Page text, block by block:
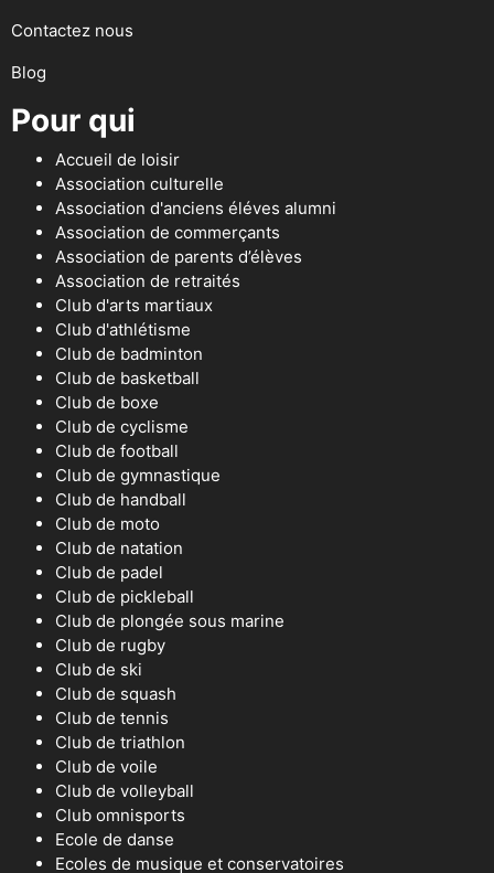
Contactez nous
Blog
Pour qui
Accueil de loisir
Association culturelle
Association d'anciens éléves alumni
Association de commerçants
Association de parents d’élèves
Association de retraités
Club d'arts martiaux
Club d'athlétisme
Club de badminton
Club de basketball
Club de boxe
Club de cyclisme
Club de football
Club de gymnastique
Club de handball
Club de moto
Club de natation
Club de padel
Club de pickleball
Club de plongée sous marine
Club de rugby
Club de ski
Club de squash
Club de tennis
Club de triathlon
Club de voile
Club de volleyball
Club omnisports
Ecole de danse
Ecoles de musique et conservatoires